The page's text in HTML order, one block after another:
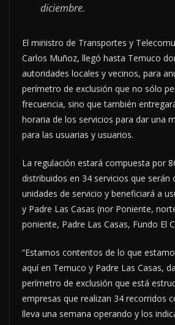
diciembre.
El ministro de Transportes y
Carlos Muñoz, llegó hasta Temuco
autoridades locales y vecinos, para
perímetro de exclusión que no sólo
frecuencia, sino que también
horaria de los servicios para dar una
para las usuarias y usuarios.
La regulación estará compuesta por
distribuidos en 34 servicios que serán
unidades de servicio y beneficiará a
y Padre Las Casas (nor Poniente,
poniente, Padre Las Casas, Fundo El
“Estamos contentos de lo que
aquí en Temuco y Padre Las Casas,
perímetro de exclusión que está
empresas que realizan 34 recorridos
lleva una semana operando y los